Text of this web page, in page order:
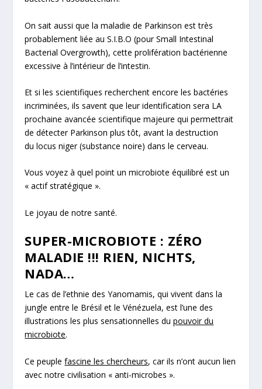
On sait aussi que lamaladie de Parkinsonest très
probablement liée au S.I.B.O (pourSmall Intestinal
Bacterial Overgrowth), cette prolifération bactérienne
excessive à l’intérieur de l’intestin.
Et si les scientifiques recherchent encore les bactéries
incriminées, ils savent que leur identification sera LA
prochaine avancée scientifique majeure qui permettrait
de détecter Parkinson plus tôt, avant la destruction
du locus niger (substance noire) dans le cerveau.
Vous voyez à quel point un microbiote équilibré est un
« actif stratégique ».
Le joyau de notre santé.
SUPER-MICROBIOTE : ZÉRO
MALADIE !!! RIEN, NICHTS,
NADA…
Le cas de l’ethnie des Yanomamis, qui vivent dans la
jungle entre le Brésil et le Vénézuela, est l’une des
illustrations les plus sensationnelles dupouvoir du
microbiote.
Ce peuplefascine les chercheurs, car ils n’ont aucun lien
avec notre civilisation « anti-microbes ».